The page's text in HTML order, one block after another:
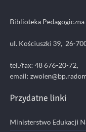
Biblioteka
ul. Kościuszki 39, 26-
tel./fax: 48 676-20-72,
email:
Przydatne linki
Ministerstwo Edukacji